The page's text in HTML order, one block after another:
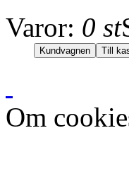
Varor: 0 st
Om